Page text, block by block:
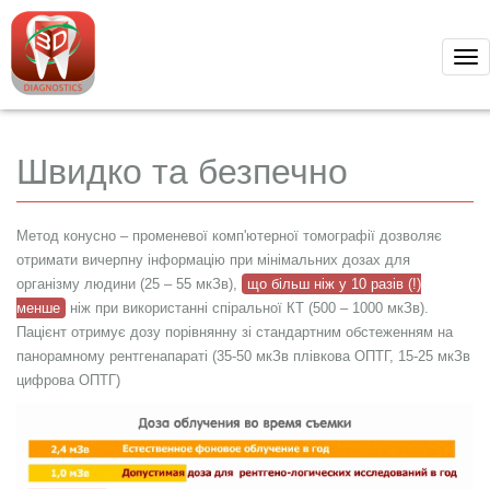
Швидко та безпечно
Метод конусно – променевої комп'ютерної томографії дозволяє
отримати вичерпну інформацію при мінімальних дозах для
організму людини (25 – 55 мкЗв),
що більш ніж у 10 разів (!)
менше
ніж при використанні спіральної КТ (500 – 1000 мкЗв).
Пацієнт отримує дозу порівнянну зі стандартним обстеженням на
панорамному рентгенапараті (35-50 мкЗв плівкова ОПТГ, 15-25 мкЗв
цифрова ОПТГ)